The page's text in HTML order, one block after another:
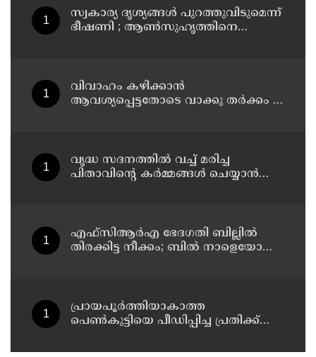
സ്വകാര്യ ദൃശ്യങ്ങള്‍ പുറത്തുവിടുമെന്ന്
ഭീഷണി ; ആണ്‍സുഹൃത്തിനെ
വിവാഹം കഴിക്കാന്‍
ആവശ്യപ്പെട്ടതോടെ വാക്കു തര്‍ക്കം ;
വൃദ്ധ സദനത്തില്‍ വച്ച് മരിച്ച
പിതാവിന്റെ കര്‍മ്മങ്ങള്‍ ചെയ്യാന്‍
എഫ്‌സിആര്‍എ ഭേദഗതി ബില്ലില്‍
തിരക്കിട്ട നീക്കം; ബില്‍ നാളെയോ
പ്രായപൂര്‍ത്തിയാകാത്ത
പെണ്‍കുട്ടിയെ പീഡിപ്പിച്ച പ്രതിക്ക്
പിഴയും